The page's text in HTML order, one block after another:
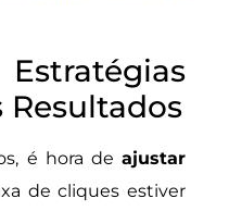
Resultados
é hora de ajustar
de cliques estiver